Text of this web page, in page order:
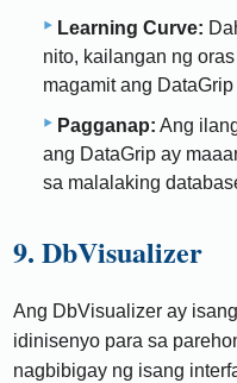
Learning Curve:
nito, kailangan ng
magamit ang
Pagganap: Ang
ang DataGrip ay
sa malalaking
9. DbVisualizer
Ang DbVisualizer ay
idinisenyo para sa
nagbibigay ng isang